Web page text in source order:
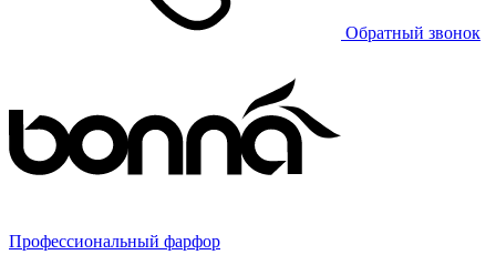
Обратный звонок
Профессиональный фарфор